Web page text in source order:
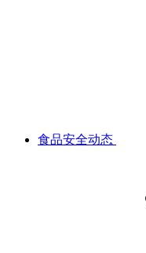
食品安全动态